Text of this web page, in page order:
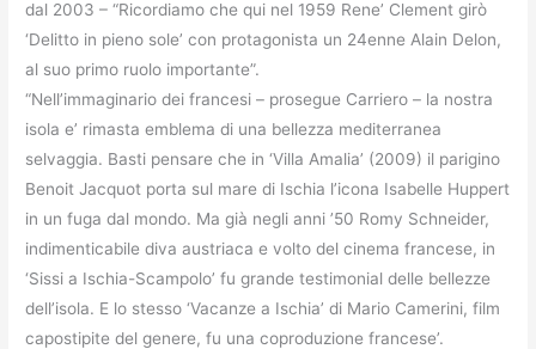
dal 2003 – “Ricordiamo che qui nel 1959 Rene’ Clement girò
‘Delitto in pieno sole’ con protagonista un 24enne Alain Delon,
al suo primo ruolo importante”.
“Nell’immaginario dei francesi – prosegue Carriero – la nostra
isola e’ rimasta emblema di una bellezza mediterranea
selvaggia. Basti pensare che in ‘Villa Amalia’ (2009) il parigino
Benoit Jacquot porta sul mare di Ischia l’icona Isabelle Huppert
in un fuga dal mondo. Ma già negli anni ’50 Romy Schneider,
indimenticabile diva austriaca e volto del cinema francese, in
‘Sissi a Ischia-Scampolo’ fu grande testimonial delle bellezze
dell’isola. E lo stesso ‘Vacanze a Ischia’ di Mario Camerini, film
capostipite del genere, fu una coproduzione francese’.